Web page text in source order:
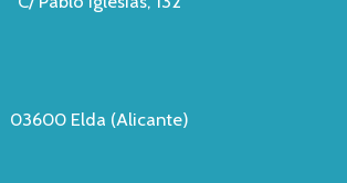
03600 Elda (Alicante)